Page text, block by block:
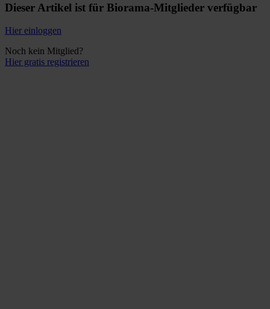
Dieser Artikel ist für Biorama-Mitglieder verfügbar
Hier einloggen
Noch kein Mitglied?
Hier gratis registrieren